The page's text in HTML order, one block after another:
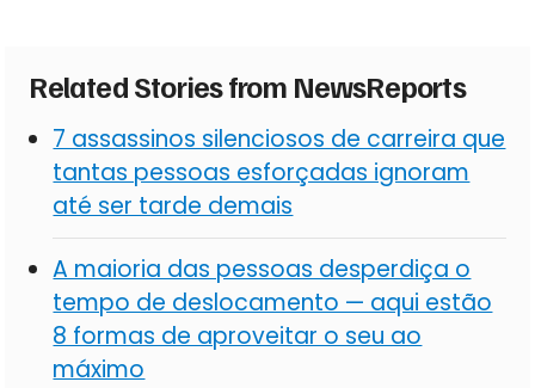
Related Stories from NewsReports
7 assassinos silenciosos de carreira que
tantas pessoas esforçadas ignoram
até ser tarde demais
A maioria das pessoas desperdiça o
tempo de deslocamento — aqui estão
8 formas de aproveitar o seu ao
máximo